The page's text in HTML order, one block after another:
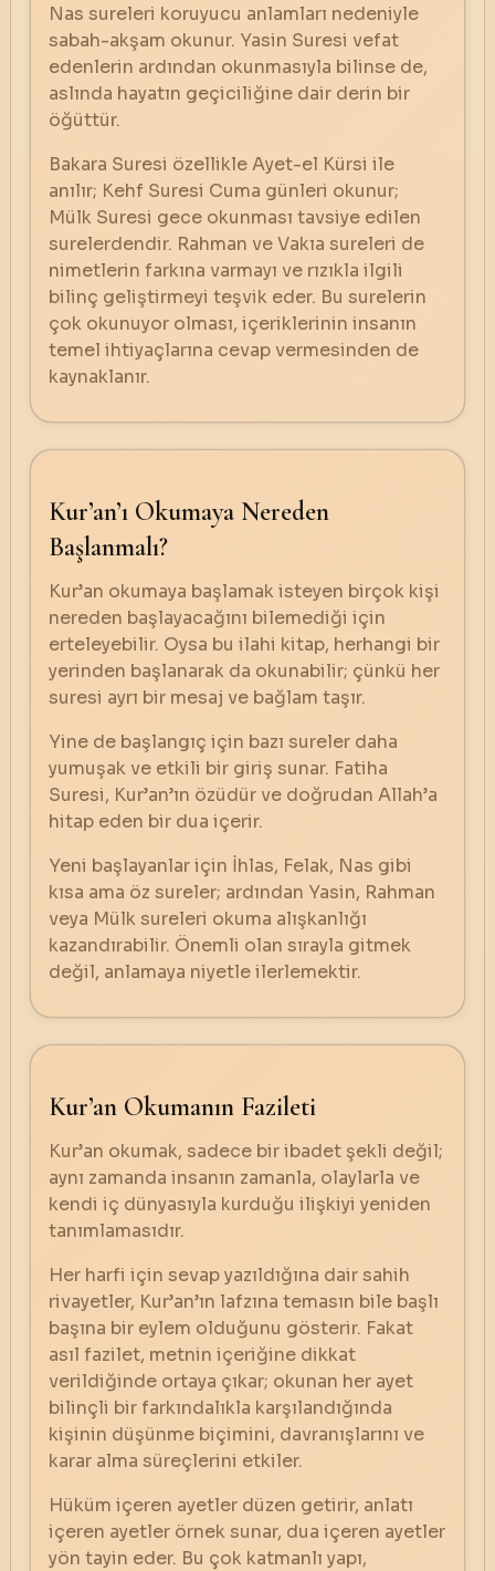
Nas sureleri koruyucu anlamları nedeniyle
sabah-akşam okunur. Yasin Suresi vefat
edenlerin ardından okunmasıyla bilinse de,
aslında hayatın geçiciliğine dair derin bir
öğüttür.
Bakara Suresi özellikle Ayet-el Kürsi ile
anılır; Kehf Suresi Cuma günleri okunur;
Mülk Suresi gece okunması tavsiye edilen
surelerdendir. Rahman ve Vakıa sureleri de
nimetlerin farkına varmayı ve rızıkla ilgili
bilinç geliştirmeyi teşvik eder. Bu surelerin
çok okunuyor olması, içeriklerinin insanın
temel ihtiyaçlarına cevap vermesinden de
kaynaklanır.
Kur’an’ı Okumaya Nereden
Başlanmalı?
Kur’an okumaya başlamak isteyen birçok kişi
nereden başlayacağını bilemediği için
erteleyebilir. Oysa bu ilahi kitap, herhangi bir
yerinden başlanarak da okunabilir; çünkü her
suresi ayrı bir mesaj ve bağlam taşır.
Yine de başlangıç için bazı sureler daha
yumuşak ve etkili bir giriş sunar. Fatiha
Suresi, Kur’an’ın özüdür ve doğrudan Allah’a
hitap eden bir dua içerir.
Yeni başlayanlar için İhlas, Felak, Nas gibi
kısa ama öz sureler; ardından Yasin, Rahman
veya Mülk sureleri okuma alışkanlığı
kazandırabilir. Önemli olan sırayla gitmek
değil, anlamaya niyetle ilerlemektir.
Kur’an Okumanın Fazileti
Kur’an okumak, sadece bir ibadet şekli değil;
aynı zamanda insanın zamanla, olaylarla ve
kendi iç dünyasıyla kurduğu ilişkiyi yeniden
tanımlamasıdır.
Her harfi için sevap yazıldığına dair sahih
rivayetler, Kur’an’ın lafzına temasın bile başlı
başına bir eylem olduğunu gösterir. Fakat
asıl fazilet, metnin içeriğine dikkat
verildiğinde ortaya çıkar; okunan her ayet
bilinçli bir farkındalıkla karşılandığında
kişinin düşünme biçimini, davranışlarını ve
karar alma süreçlerini etkiler.
Hüküm içeren ayetler düzen getirir, anlatı
içeren ayetler örnek sunar, dua içeren ayetler
yön tayin eder. Bu çok katmanlı yapı,